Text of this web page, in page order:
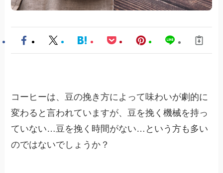
コーヒーは、豆の挽き方によって味わいが劇的に
変わると言われていますが、豆を挽く機械を持っ
ていない…豆を挽く時間がない…という方も多い
のではないでしょうか？